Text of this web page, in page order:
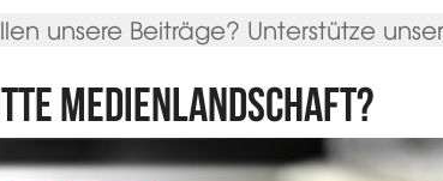
unsere Beiträge? Unterstütze
Medienlandschaft?